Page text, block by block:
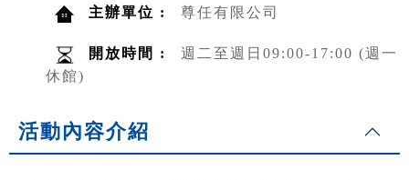
主辦單位 : 尊任有限公司
開放時間 :
週二至週日09:00-17:00 (週一
休館)
活動內容介紹